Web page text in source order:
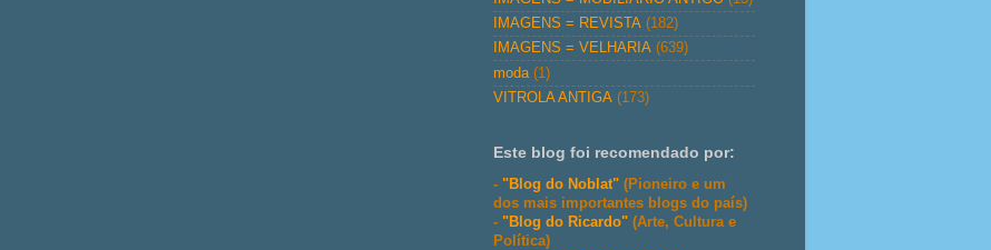
IMAGENS = REVISTA (182)
IMAGENS = VELHARIA (639)
moda (1)
VITROLA ANTIGA (173)
Este blog foi recomendado por:
- "Blog do Noblat" (Pioneiro e um
dos mais importantes blogs do país)
- "Blog do Ricardo" (Arte, Cultura e
Política)